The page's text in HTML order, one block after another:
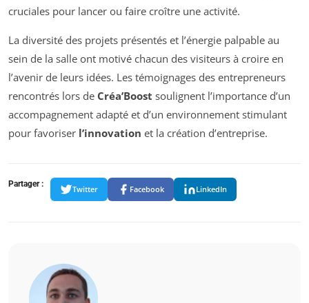
cruciales pour lancer ou faire croître une activité.
La diversité des projets présentés et l’énergie palpable au
sein de la salle ont motivé chacun des visiteurs à croire en
l’avenir de leurs idées. Les témoignages des entrepreneurs
rencontrés lors de Créa’Boost soulignent l’importance d’un
accompagnement adapté et d’un environnement stimulant
pour favoriser l’innovation et la création d’entreprise.
Partager :
Twitter Facebook LinkedIn